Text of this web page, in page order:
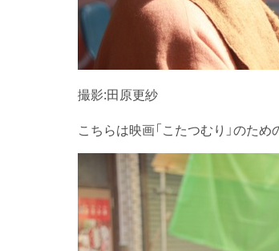
撮影:田原更紗
こちらは映画「こたつむり」のた